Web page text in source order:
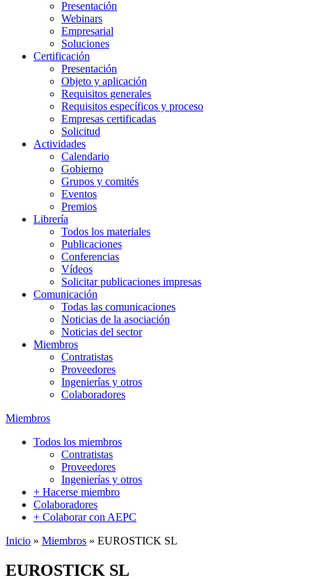
Presentación
Webinars
Empresarial
Soluciones
Certificación
Presentación
Objeto y aplicación
Requisitos generales
Requisitos específicos y proceso
Empresas certificadas
Solicitud
Actividades
Calendario
Gobierno
Grupos y comités
Eventos
Premios
Librería
Todos los materiales
Publicaciones
Conferencias
Vídeos
Solicitar publicaciones impresas
Comunicación
Todas las comunicaciones
Noticias de la asociación
Noticias del sector
Miembros
Contratistas
Proveedores
Ingenierías y otros
Colaboradores
Miembros
Todos los miembros
Contratistas
Proveedores
Ingenierías y otros
+ Hacerse miembro
Colaboradores
+ Colaborar con AEPC
Inicio » Miembros » EUROSTICK SL
EUROSTICK SL